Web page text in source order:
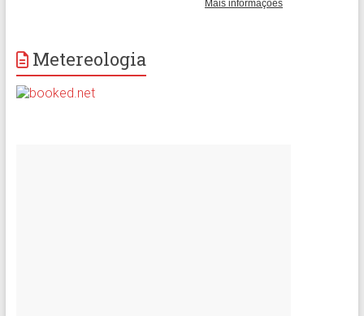
Metereologia